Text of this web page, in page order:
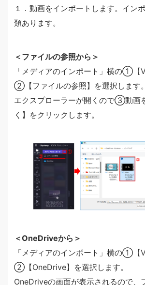
１．動画をインポートします。イン
類あります。
＜ファイルの参照から＞
「メディアのインポート」横の①【
②【ファイルの参照】を選択します。
エクスプローラーが開くので③動
く】をクリックします。
＜OneDriveから＞
「メディアのインポート」横の①【
②【OneDrive】を選択します。
OneDriveの画面が表示されるので